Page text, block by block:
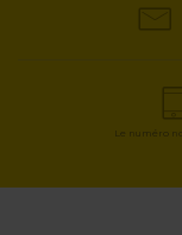
Le numéro